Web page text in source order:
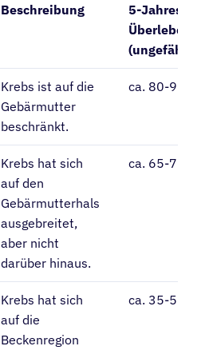
Beschreibung
5-Jahres-
Überlebensrate
(ungefähr)
Krebs ist auf die
Gebärmutter
beschränkt.
ca. 80-95%
Krebs hat sich
auf den
Gebärmutterhals
ausgebreitet,
aber nicht
darüber hinaus.
ca. 65-75%
Krebs hat sich
auf die
Beckenregion
ca. 35-55%